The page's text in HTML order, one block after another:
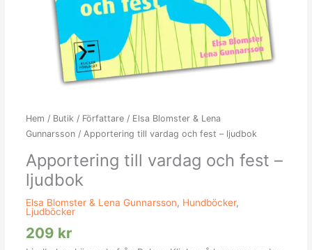
Hem / Butik/ Författare/ Elsa Blomster & Lena
Gunnarsson/ Apportering till vardag och fest – ljudbok
Apportering till vardag och fest –
ljudbok
Elsa Blomster & Lena Gunnarsson, Hundböcker,
Ljudböcker
209 kr